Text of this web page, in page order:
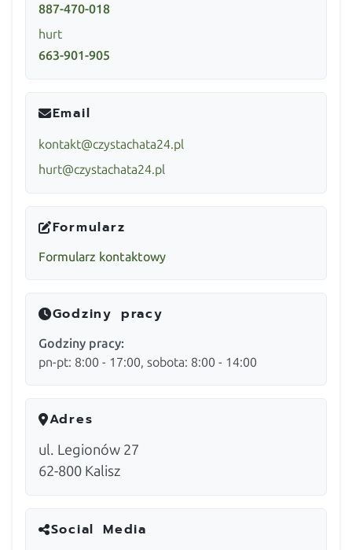
887-470-018
hurt
663-901-905
Email
kontakt@czystachata24.pl
hurt@czystachata24.pl
Formularz
Formularz kontaktowy
Godziny pracy
Godziny pracy:
pn-pt: 8:00 - 17:00, sobota: 8:00 - 14:00
Adres
ul. Legionów 27
62-800 Kalisz
Social Media